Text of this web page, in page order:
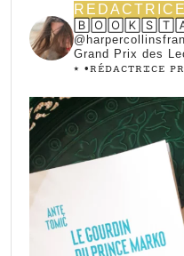
REDACTRICE
Grand Prix des
⭑ •ꭱꭼ́ꭰꭺꮯꭲꭱꮖꮯꭼ